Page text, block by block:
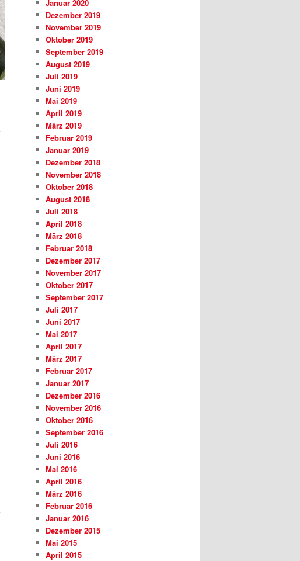
Januar 2020
Dezember 2019
November 2019
Oktober 2019
September 2019
August 2019
Juli 2019
Juni 2019
Mai 2019
April 2019
März 2019
Februar 2019
Januar 2019
Dezember 2018
November 2018
Oktober 2018
August 2018
Juli 2018
April 2018
März 2018
Februar 2018
Dezember 2017
November 2017
Oktober 2017
September 2017
Juli 2017
Juni 2017
Mai 2017
April 2017
März 2017
Februar 2017
Januar 2017
Dezember 2016
November 2016
Oktober 2016
September 2016
Juli 2016
Juni 2016
Mai 2016
April 2016
März 2016
Februar 2016
Januar 2016
Dezember 2015
Mai 2015
April 2015